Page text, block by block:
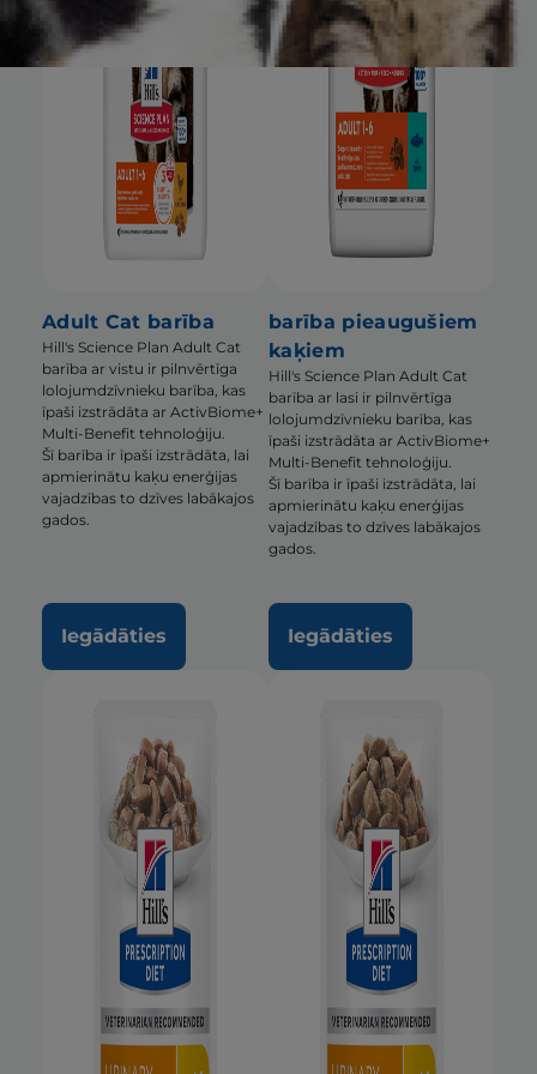
Adult Cat barība
Hill's Science Plan Adult Cat
barība ar vistu ir pilnvērtīga
lolojumdzīvnieku barība, kas
īpaši izstrādāta ar ActivBiome+
Multi-Benefit tehnoloģiju.
Šī barība ir īpaši izstrādāta, lai
apmierinātu kaķu enerģijas
vajadzības to dzīves labākajos
gados.
Iegādāties
barība pieaugušiem
kaķiem
Hill's Science Plan Adult Cat
barība ar lasi ir pilnvērtīga
lolojumdzīvnieku barība, kas
īpaši izstrādāta ar ActivBiome+
Multi-Benefit tehnoloģiju.
Šī barība ir īpaši izstrādāta, lai
apmierinātu kaķu enerģijas
vajadzības to dzīves labākajos
gados.
Iegādāties